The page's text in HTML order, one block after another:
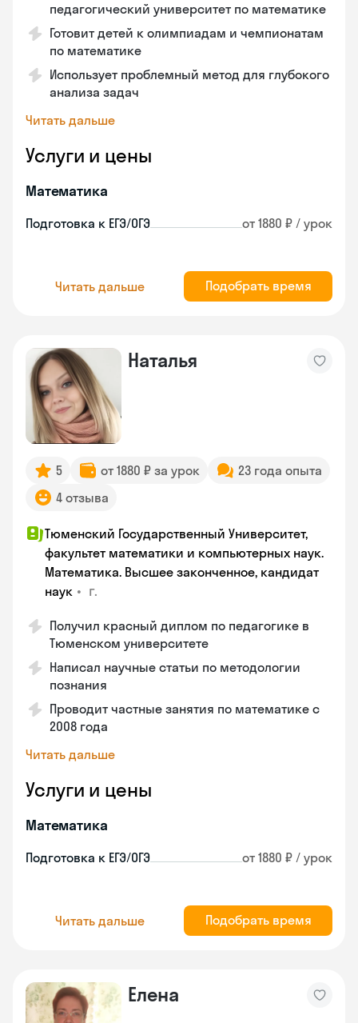
педагогический университет по математике
Готовит детей к олимпиадам и чемпионатам
по математике
Использует проблемный метод для глубокого
анализа задач
Читать дальше
Услуги и цены
Математика
Подготовка к ЕГЭ/ОГЭ от 1880 ₽ / урок
Читать дальше Подобрать время
Наталья
5 от 1880 ₽ за урок
23 года опыта
4 отзыва
Тюменский Государственный Университет,
факультет математики и компьютерных наук.
Математика. Высшее законченное, кандидат
наук • г.
Получил красный диплом по педагогике в
Тюменском университете
Написал научные статьи по методологии
познания
Проводит частные занятия по математике с
2008 года
Читать дальше
Услуги и цены
Математика
Подготовка к ЕГЭ/ОГЭ от 1880 ₽ / урок
Читать дальше Подобрать время
Елена